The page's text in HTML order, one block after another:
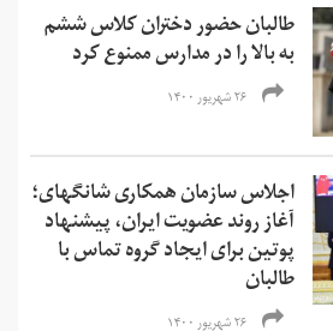
طالبان حضور دختران کلاس ششم
به بالا را در مدارس ممنوع کرد
۲۶ شهریور ۱۴۰۰
اجلاس سازمان همکاری شانگهای؛
آغاز روند عضویت ایران، پیشنهاد
پوتین برای ایجاد گروه تماس با
طالبان
۲۶ شهریور ۱۴۰۰